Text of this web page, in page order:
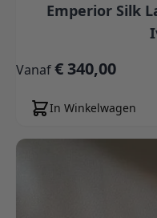
Emperior Silk
Vanaf€ 340,00
In Winkelwagen